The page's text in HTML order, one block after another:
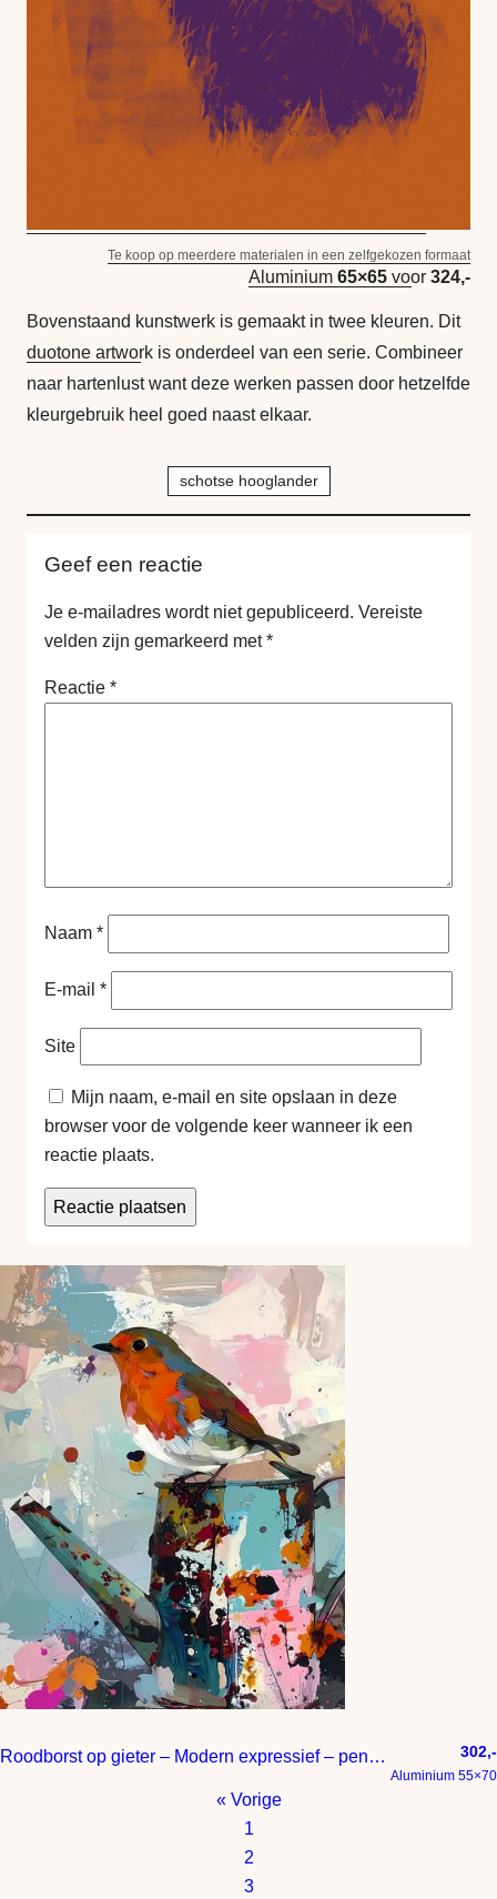
Te koop op meerdere materialen in een zelfgekozen formaat
Aluminium 65×65 voor 324,-
Bovenstaand kunstwerk is gemaakt in twee kleuren. Dit
duotone artwork is onderdeel van een serie. Combineer
naar hartenlust want deze werken passen door hetzelfde
kleurgebruik heel goed naast elkaar.
schotse hooglander
Geef een reactie
Je e-mailadres wordt niet gepubliceerd. Vereiste
velden zijn gemarkeerd met*
Reactie *
Naam *
E-mail *
Site
Mijn naam, e-mail en site opslaan in deze
browser voor de volgende keer wanneer ik een
reactie plaats.
Roodborst op gieter – Modern expressief – penseelstreken en abstracte kleurige vlakken 302,-
Aluminium 55×70
« Vorige
1
2
3